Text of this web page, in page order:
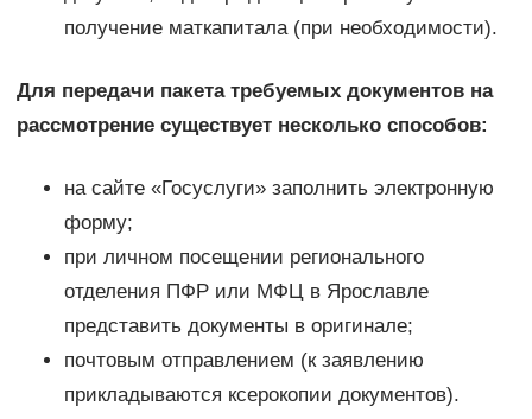
получение маткапитала (при необходимости).
Для передачи пакета требуемых документов на
рассмотрение существует несколько способов:
на сайте «Госуслуги» заполнить электронную
форму;
при личном посещении регионального
отделения ПФР или МФЦ в Ярославле
представить документы в оригинале;
почтовым отправлением (к заявлению
прикладываются ксерокопии документов).